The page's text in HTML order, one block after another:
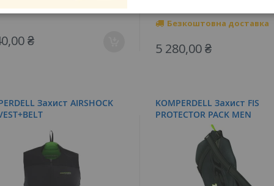
₴
Безкоштовна доставка
5 280,00 ₴
Захист AIRSHOCK
KOMPERDELL Захист FIS
PROTECTOR PACK MEN